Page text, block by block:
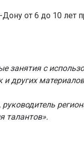
от 6 до 10 лет
занятия с
и других
талантов».